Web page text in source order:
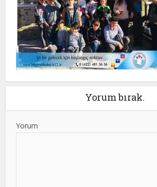
Yorum bırak.
Yorum